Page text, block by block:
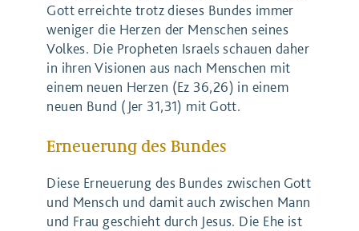
Gott erreichte trotz dieses Bundes immer
weniger die Herzen der Menschen seines
Volkes. Die Propheten Israels schauen daher
in ihren Visionen aus nach Menschen mit
einem neuen Herzen (Ez 36,26) in einem
neuen Bund (Jer 31,31) mit Gott.
Erneuerung des Bundes
Diese Erneuerung des Bundes zwischen Gott
und Mensch und damit auch zwischen Mann
und Frau geschieht durch Jesus. Die Ehe ist